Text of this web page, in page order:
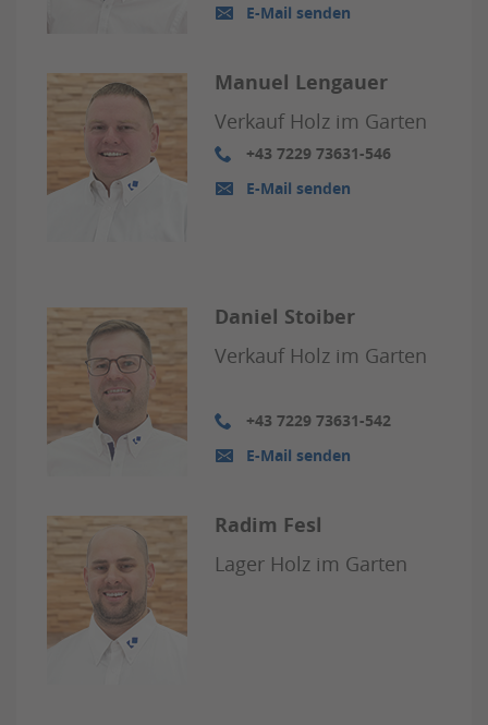
E-Mail senden
Manuel Lengauer
Verkauf Holz im Garten
+43 7229 73631-546
E-Mail senden
Daniel Stoiber
Verkauf Holz im Garten
+43 7229 73631-542
E-Mail senden
Radim Fesl
Lager Holz im Garten